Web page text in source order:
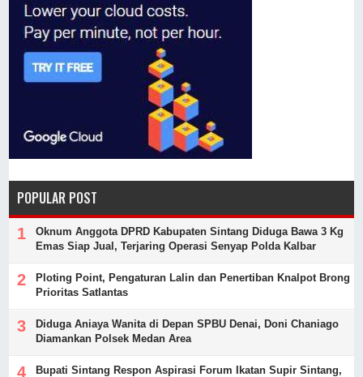
POPULAR POST
Oknum Anggota DPRD Kabupaten Sintang Diduga Bawa 3 Kg
Emas Siap Jual, Terjaring Operasi Senyap Polda Kalbar
Ploting Point, Pengaturan Lalin dan Penertiban Knalpot Brong
Prioritas Satlantas
Diduga Aniaya Wanita di Depan SPBU Denai, Doni Chaniago
Diamankan Polsek Medan Area
Bupati Sintang Respon Aspirasi Forum Ikatan Supir Sintang,